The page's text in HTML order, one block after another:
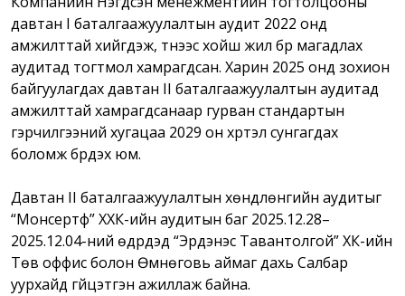
давтан I баталгаажуулалтын аудит 2022 онд
амжилттай хийгдэж, түүнээс хойш жил бүр магадлах
аудитад тогтмол хамрагдсан. Харин 2025 онд зохион
байгуулагдах давтан II баталгаажуулалтын аудитад
амжилттай хамрагдсанаар гурван стандартын
гэрчилгээний хугацаа 2029 он хүртэл сунгагдах
боломж бүрдэх юм.
Давтан II баталгаажуулалтын хөндлөнгийн аудитыг
“Монсертф” ХХК-ийн аудитын баг 2025.12.28–
2025.12.04-ний өдрүүдэд “Эрдэнэс Тавантолгой” ХК-ийн
Төв оффис болон Өмнөговь аймаг дахь Салбар
уурхайд гүйцэтгэн ажиллаж байна.